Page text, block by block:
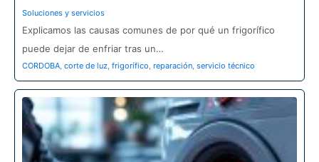
Soluciones y servicios
Explicamos las causas comunes de por qué un frigorífico
puede dejar de enfriar tras un…
CORDOBA corte de luz frigorífico reparación servicio técnico